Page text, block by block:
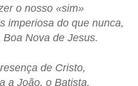
o nosso «sim»
imperiosa do que nunca,
Nova de Jesus.
de Cristo,
a João, o Batista,